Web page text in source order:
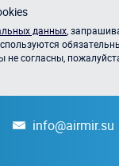
данных ,
согласны,
info@airmir.su